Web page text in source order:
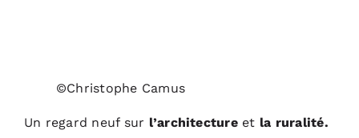
©Christophe Camus
Un regard neuf sur l’architectureet la ruralité.